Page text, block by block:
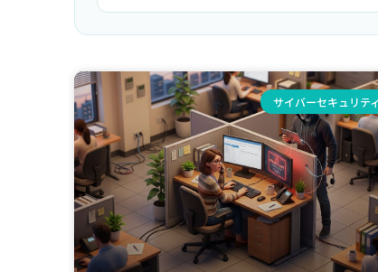
サイバーセキュリティ